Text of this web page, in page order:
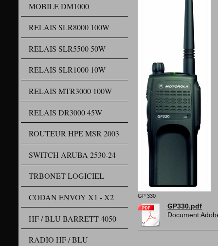
MOBILE DM1000
RELAIS SLR8000 100W
RELAIS SLR5500 50W
RELAIS SLR1000 10W
RELAIS MTR3000 100W
RELAIS DR3000 45W
ROUTEUR HPE MSR 2003
SWITCH ARUBA 2530-24
TRBONET LOGICIEL
CODAN ENVOY X1 - X2
HF / BLU BARRETT 4050
RADIO HF / BLU
GP 330
GP330.pdf
Document